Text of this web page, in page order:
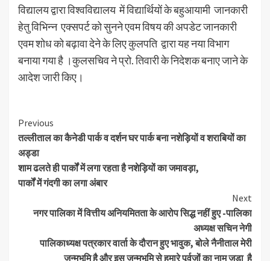
विद्यालय द्वारा विश्वविद्यालय में विद्यार्थियों के बहुआयामी जानकारी
हेतु विभिन्न एक्सपर्ट को सुनने एवम विषय की अपडेट जानकारी
एवम शोध को बढ़ावा देने के लिए कुलपति द्वारा यह नया विभाग
बनाया गया है ।कुलसचिव ने प्रो. तिवारी के निदेशक बनाए जाने के
आदेश जारी किए।
Continue
Reading
Previous
तल्लीताल का कैनेडी पार्क व दर्शन घर पार्क बना नशेड़ियों व शराबियों का
अड्डा
शाम ढलते ही पार्कों में लगा रहता है नशेड़ियों का जमावड़ा,
पार्कों में गंदगी का लगा अंबार
Next
नगर पालिका में वित्तीय अनियमितता के आरोप सिद्ध नहीं हुए -पालिका
अध्यक्ष सचिन नेगी
पालिकाध्यक्ष पत्रकार वार्ता के दौरान हुए भावुक, बोले नैनीताल मेरी
जन्मभूमि है और इस जन्मभूमि से हमारे पूर्वजों का नाम जुडा है